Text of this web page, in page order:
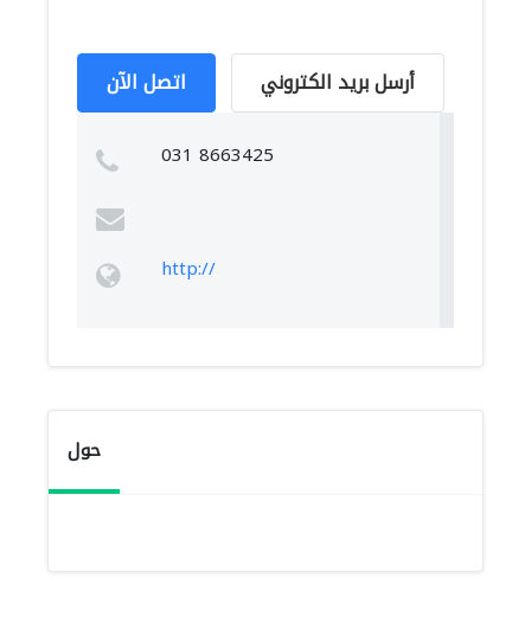
اتصل الآن أرسل بريد الكتروني
031 8663425
http://
حول